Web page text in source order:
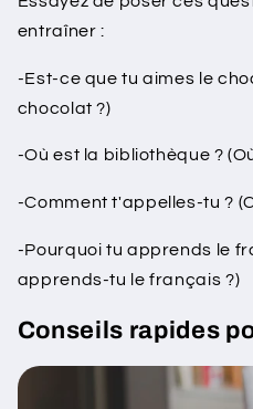
entraîner :
-Est-ce que tu aimes le
chocolat ?)
-Où est la bibliothèque ?
-Comment t'appelles-tu ?
-Pourquoi tu apprends le
apprends-tu le français ?)
Conseils rapides